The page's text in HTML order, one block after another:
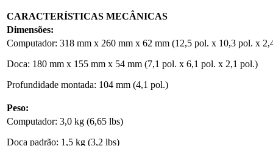
CARACTERÍSTICAS MECÂNICAS
Dimensões:
Computador: 318 mm x 260 mm x 62 mm (12,5 pol. x 10,3 pol. x
Doca: 180 mm x 155 mm x 54 mm (7,1 pol. x 6,1 pol. x 2,1 pol.)
Profundidade montada: 104 mm (4,1 pol.)
Peso:
Computador: 3,0 kg (6,65 lbs)
Doca padrão: 1,5 kg (3,2 lbs)